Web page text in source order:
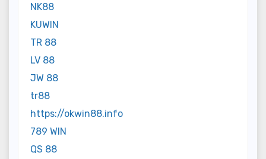
NK88
KUWIN
TR 88
LV 88
JW 88
tr88
https://okwin88.info
789 WIN
QS 88